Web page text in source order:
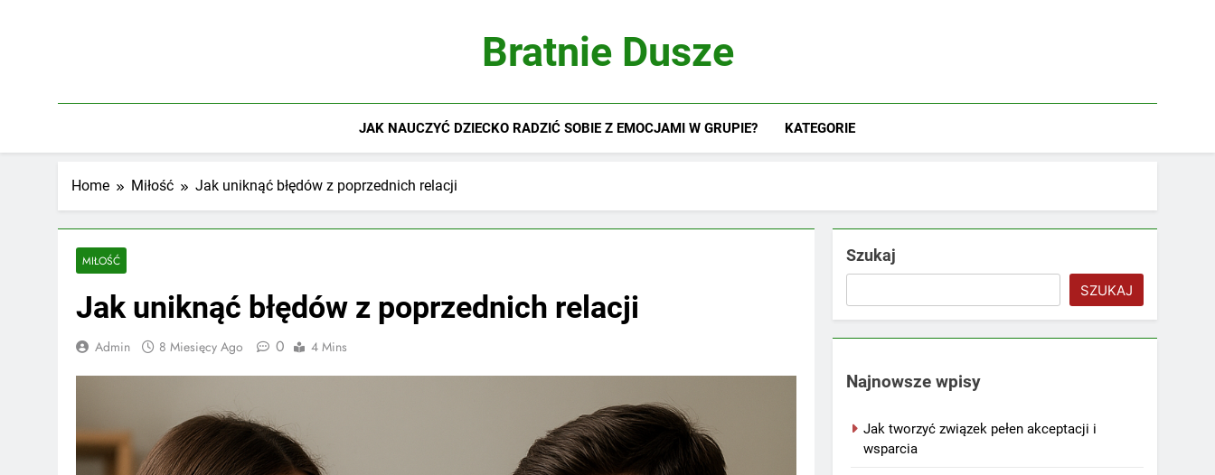
Bratnie Dusze
JAK NAUCZYĆ DZIECKO RADZIĆ SOBIE Z EMOCJAMI W GRUPIE? KATEGORIE
Home Miłość Jak uniknąć błędów z poprzednich relacji
MIŁOŚĆ
Jak uniknąć błędów z poprzednich relacji
Admin 8 Miesięcy Ago 0 4 Mins
Szukaj
SZUKAJ
Najnowsze wpisy
Jak tworzyć związek pełen akceptacji i
wsparcia